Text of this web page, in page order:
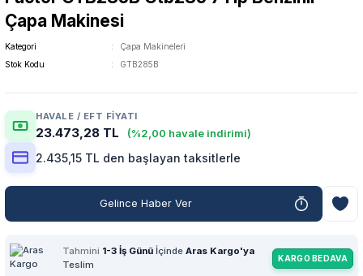
Çapa Makinesi
Kategori
Çapa Makineleri
Stok Kodu
GTB285B
HAVALE / EFT FIYATI
23.473,28 TL (%2,00 havale indirimi)
2.435,15 TL den başlayan taksitlerle
Gelince Haber Ver
Tahmini 1-3 İş Günü İçinde Aras Kargo'ya
Teslim
KARGO BEDAVA